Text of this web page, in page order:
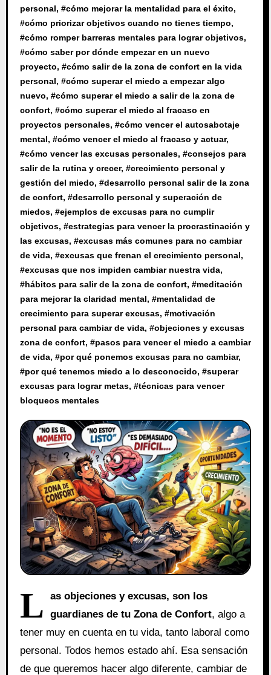
personal, #cómo mejorar la mentalidad para el éxito,
#cómo priorizar objetivos cuando no tienes tiempo,
#cómo romper barreras mentales para lograr objetivos,
#cómo saber por dónde empezar en un nuevo
proyecto, #cómo salir de la zona de confort en la vida
personal, #cómo superar el miedo a empezar algo
nuevo, #cómo superar el miedo a salir de la zona de
confort, #cómo superar el miedo al fracaso en
proyectos personales, #cómo vencer el autosabotaje
mental, #cómo vencer el miedo al fracaso y actuar,
#cómo vencer las excusas personales, #consejos para
salir de la rutina y crecer, #crecimiento personal y
gestión del miedo, #desarrollo personal salir de la zona
de confort, #desarrollo personal y superación de
miedos, #ejemplos de excusas para no cumplir
objetivos, #estrategias para vencer la procrastinación y
las excusas, #excusas más comunes para no cambiar
de vida, #excusas que frenan el crecimiento personal,
#excusas que nos impiden cambiar nuestra vida,
#hábitos para salir de la zona de confort, #meditación
para mejorar la claridad mental, #mentalidad de
crecimiento para superar excusas, #motivación
personal para cambiar de vida, #objeciones y excusas
zona de confort, #pasos para vencer el miedo a cambiar
de vida, #por qué ponemos excusas para no cambiar,
#por qué tenemos miedo a lo desconocido, #superar
excusas para lograr metas, #técnicas para vencer
bloqueos mentales
L
as objeciones y excusas, son los
guardianes de tu Zona de Confort, algo a
tener muy en cuenta en tu vida, tanto laboral como
personal. Todos hemos estado ahí. Esa sensación
de que queremos hacer algo diferente, cambiar de